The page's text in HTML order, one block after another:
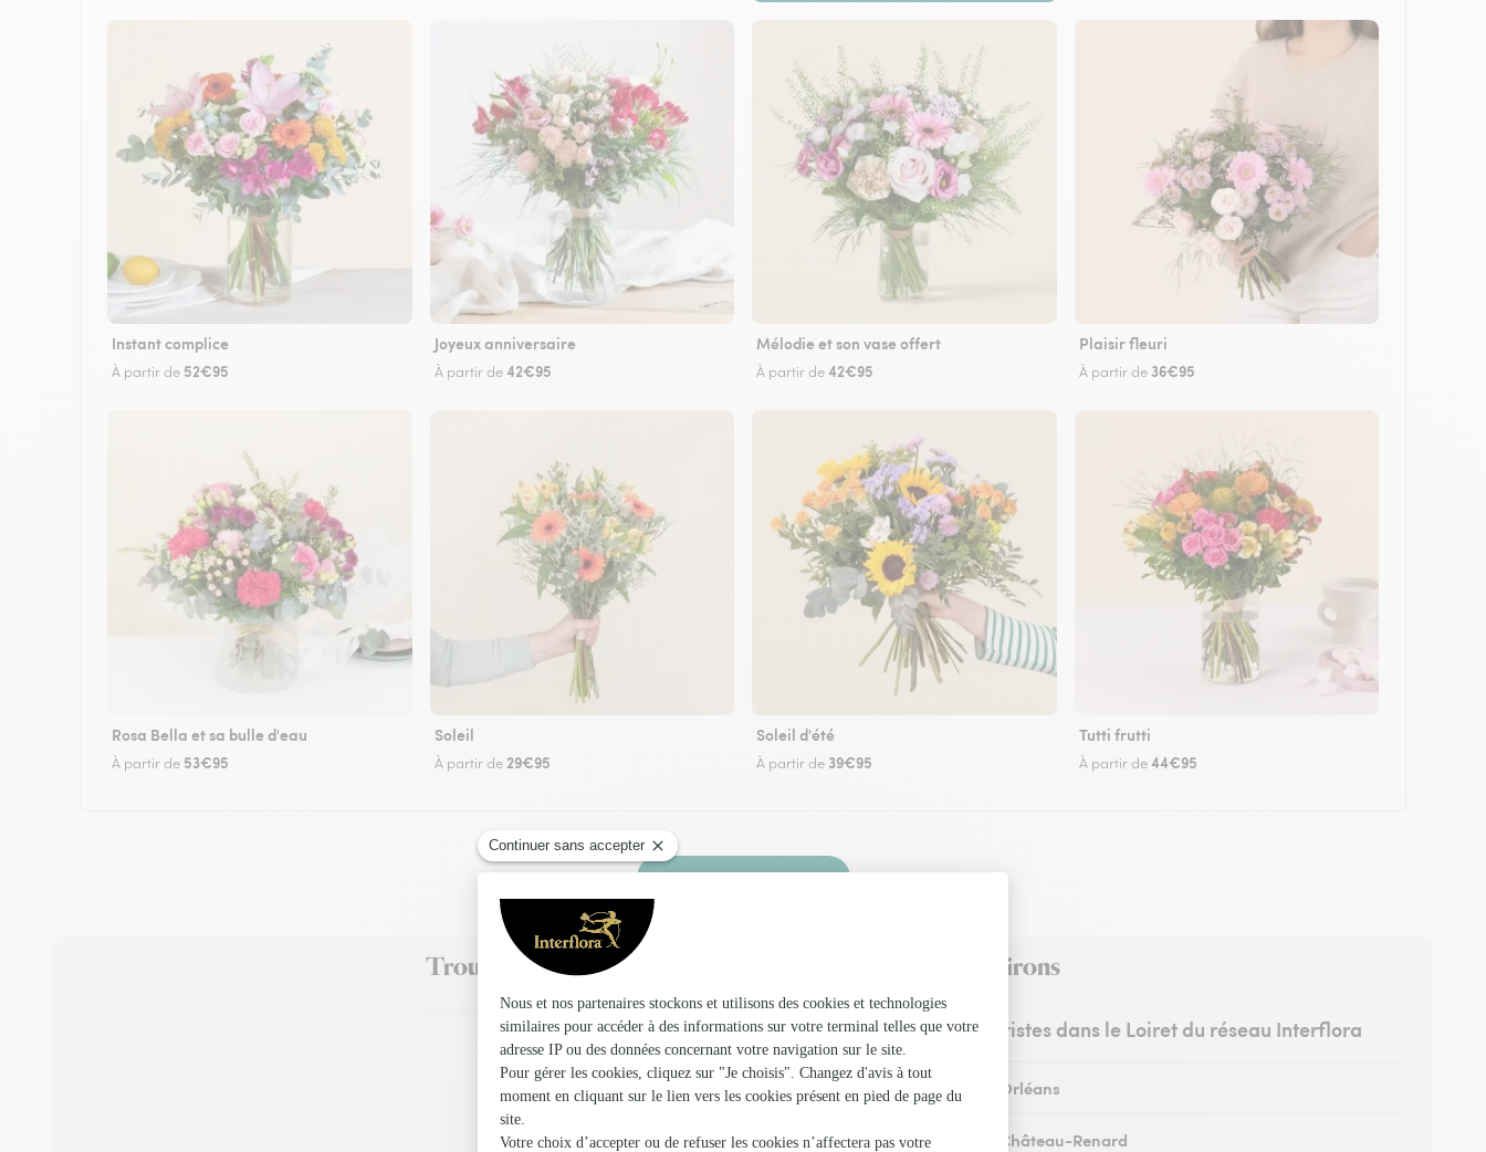
Instant complice
À partir de 52€95
Joyeux anniversaire
À partir de42€95
Mélodie et son vase offert
À partir de42€95
Plaisir fleuri
À partir de 36€95
Rosa Bella et sa bulle d'eau
À partir de 53€95
Soleil
À partir de 29€95
Soleil d'été
À partir de 39€95
Tutti frutti
À partir de44€95
Faire livrer des fleurs
Trouvez un fleuriste Interflora à Cerdon et dans ses environs
Les fleuristes dans le Loiret du réseau Interflora
Fleuristes à Orléans
Fleuristes à Château-Renard